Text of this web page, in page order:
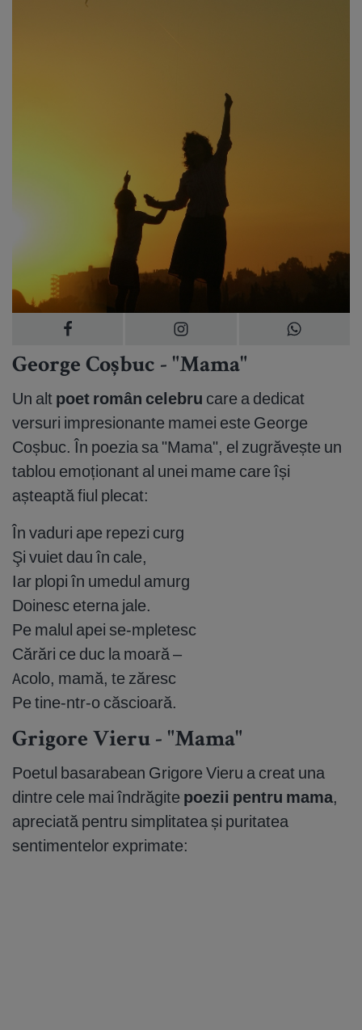
George Coșbuc - "Mama"
Un alt poet român celebru care a dedicat
versuri impresionante mamei este George
Coșbuc. În poezia sa "Mama", el zugrăvește un
tablou emoționant al unei mame care își
așteaptă fiul plecat:
În vaduri ape repezi curg
Şi vuiet dau în cale,
Iar plopi în umedul amurg
Doinesc eterna jale.
Pe malul apei se-mpletesc
Cărări ce duc la moară –
Acolo, mamă, te zăresc
Pe tine-ntr-o căscioară.
Grigore Vieru - "Mama"
Poetul basarabean Grigore Vieru a creat una
dintre cele mai îndrăgite poezii pentru mama,
apreciată pentru simplitatea și puritatea
sentimentelor exprimate: